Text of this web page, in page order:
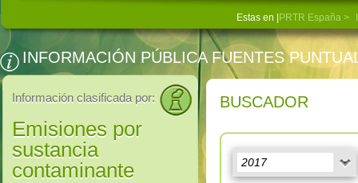
Estas en | PRTR España
INFORMACIÓN PÚBLICA FUENTES
Información clasificada por:
Emisiones por
sustancia
contaminante
BUSCADOR